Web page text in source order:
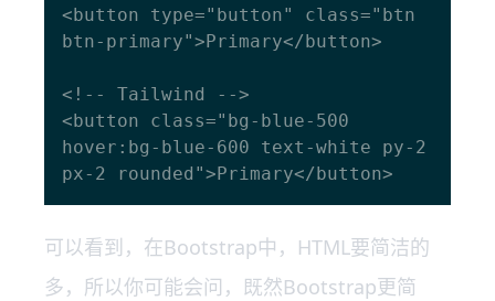
<button type="button" class="btn
btn-primary">Primary</button>
<!-- Tailwind -->
<button class="bg-blue-500
hover:bg-blue-600 text-white py-2
可以看到，在Bootstrap中，HTML要简洁的
多，所以你可能会问，既然Bootstrap更简